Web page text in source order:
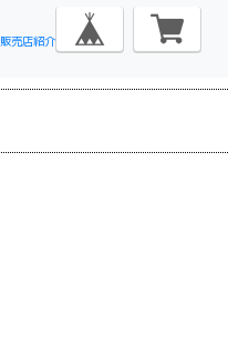
販売店紹介